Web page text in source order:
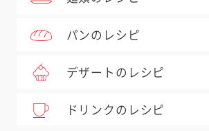
パンのレシピ
デザートのレシピ
ドリンクのレシピ